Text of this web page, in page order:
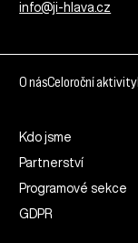
info@ji-hlava.cz
O násCeloroční aktivity
Kdo jsme
Partnerství
Programové sekce
GDPR